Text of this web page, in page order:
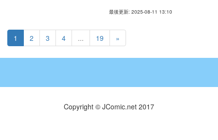
最後更新: 2025-08-11 13:10
1 2 3 4 ... 19 »
Copyright © JComic.net 2017